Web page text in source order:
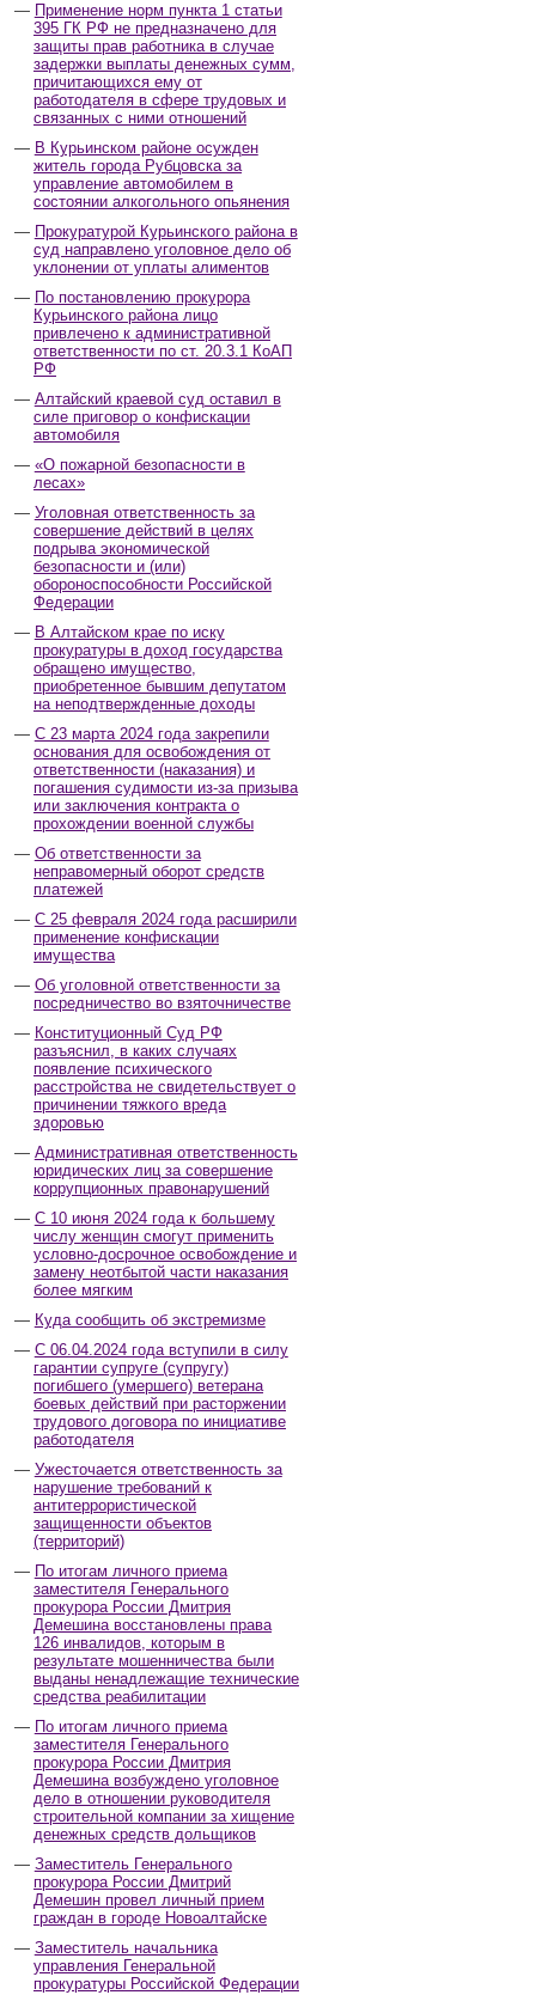
Применение норм пункта 1 статьи
395 ГК РФ не предназначено для
защиты прав работника в случае
задержки выплаты денежных сумм,
причитающихся ему от
работодателя в сфере трудовых и
связанных с ними отношений
В Курьинском районе осужден
житель города Рубцовска за
управление автомобилем в
состоянии алкогольного опьянения
Прокуратурой Курьинского района в
суд направлено уголовное дело об
уклонении от уплаты алиментов
По постановлению прокурора
Курьинского района лицо
привлечено к административной
ответственности по ст. 20.3.1 КоАП
РФ
Алтайский краевой суд оставил в
силе приговор о конфискации
автомобиля
«О пожарной безопасности в
лесах»
Уголовная ответственность за
совершение действий в целях
подрыва экономической
безопасности и (или)
обороноспособности Российской
Федерации
В Алтайском крае по иску
прокуратуры в доход государства
обращено имущество,
приобретенное бывшим депутатом
на неподтвержденные доходы
С 23 марта 2024 года закрепили
основания для освобождения от
ответственности (наказания) и
погашения судимости из-за призыва
или заключения контракта о
прохождении военной службы
Об ответственности за
неправомерный оборот средств
платежей
С 25 февраля 2024 года расширили
применение конфискации
имущества
Об уголовной ответственности за
посредничество во взяточничестве
Конституционный Суд РФ
разъяснил, в каких случаях
появление психического
расстройства не свидетельствует о
причинении тяжкого вреда
здоровью
Административная ответственность
юридических лиц за совершение
коррупционных правонарушений
С 10 июня 2024 года к большему
числу женщин смогут применить
условно-досрочное освобождение и
замену неотбытой части наказания
более мягким
Куда сообщить об экстремизме
С 06.04.2024 года вступили в силу
гарантии супруге (супругу)
погибшего (умершего) ветерана
боевых действий при расторжении
трудового договора по инициативе
работодателя
Ужесточается ответственность за
нарушение требований к
антитеррористической
защищенности объектов
(территорий)
По итогам личного приема
заместителя Генерального
прокурора России Дмитрия
Демешина восстановлены права
126 инвалидов, которым в
результате мошенничества были
выданы ненадлежащие технические
средства реабилитации
По итогам личного приема
заместителя Генерального
прокурора России Дмитрия
Демешина возбуждено уголовное
дело в отношении руководителя
строительной компании за хищение
денежных средств дольщиков
Заместитель Генерального
прокурора России Дмитрий
Демешин провел личный прием
граждан в городе Новоалтайске
Заместитель начальника
управления Генеральной
прокуратуры Российской Федерации